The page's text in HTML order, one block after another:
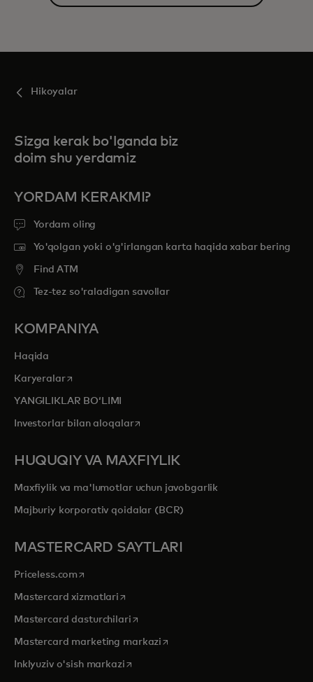
Hikoyalar
Sizga kerak bo'lganda biz
doim shu yerdamiz
YORDAM KERAKMI?
Yordam oling
Yo'qolgan yoki o'g'irlangan karta haqida xabar bering
Find ATM
Tez-tez so'raladigan savollar
KOMPANIYA
Haqida
Karyeralaropens in a new tab
YANGILIKLAR BOʻLIMI
Investorlar bilan aloqalaropens in a new tab
HUQUQIY VA MAXFIYLIK
Maxfiylik va ma'lumotlar uchun javobgarlik
Majburiy korporativ qoidalar (BCR)
MASTERCARD SAYTLARI
Priceless.com opens in a new tab
Mastercard xizmatlari opens in a new tab
Mastercard dasturchilariopens in a new tab
Mastercard marketing markazi opens in a new tab
Inklyuziv o'sish markaziopens in a new tab